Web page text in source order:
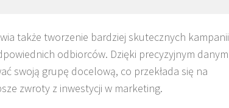
także tworzenie bardziej skutecznych kampanii
odbiorców. Dzięki precyzyjnym danym
swoją grupę docelową, co przekłada się na
zwroty z inwestycji w marketing.